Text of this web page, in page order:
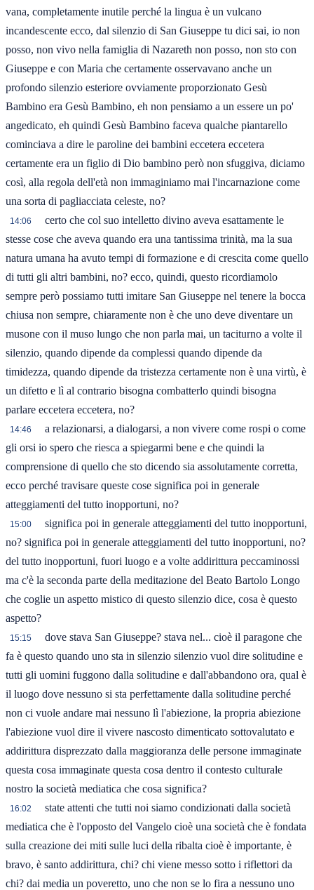
vana, completamente inutile perché la lingua è un vulcano
incandescente ecco, dal silenzio di San Giuseppe tu dici sai, io non
posso, non vivo nella famiglia di Nazareth non posso, non sto con
Giuseppe e con Maria che certamente osservavano anche un
profondo silenzio esteriore ovviamente proporzionato Gesù
Bambino era Gesù Bambino, eh non pensiamo a un essere un po'
angedicato, eh quindi Gesù Bambino faceva qualche piantarello
cominciava a dire le paroline dei bambini eccetera eccetera
certamente era un figlio di Dio bambino però non sfuggiva, diciamo
così, alla regola dell'età non immaginiamo mai l'incarnazione come
una sorta di pagliacciata celeste, no?
14:06
certo che col suo intelletto divino aveva esattamente le
stesse cose che aveva quando era una tantissima trinità, ma la sua
natura umana ha avuto tempi di formazione e di crescita come quello
di tutti gli altri bambini, no? ecco, quindi, questo ricordiamolo
sempre però possiamo tutti imitare San Giuseppe nel tenere la bocca
chiusa non sempre, chiaramente non è che uno deve diventare un
musone con il muso lungo che non parla mai, un taciturno a volte il
silenzio, quando dipende da complessi quando dipende da
timidezza, quando dipende da tristezza certamente non è una virtù, è
un difetto e lì al contrario bisogna combatterlo quindi bisogna
parlare eccetera eccetera, no?
14:46
a relazionarsi, a dialogarsi, a non vivere come rospi o come
gli orsi io spero che riesca a spiegarmi bene e che quindi la
comprensione di quello che sto dicendo sia assolutamente corretta,
ecco perché travisare queste cose significa poi in generale
atteggiamenti del tutto inopportuni, no?
15:00
significa poi in generale atteggiamenti del tutto inopportuni,
no? significa poi in generale atteggiamenti del tutto inopportuni, no?
del tutto inopportuni, fuori luogo e a volte addirittura peccaminossi
ma c'è la seconda parte della meditazione del Beato Bartolo Longo
che coglie un aspetto mistico di questo silenzio dice, cosa è questo
aspetto?
15:15
dove stava San Giuseppe? stava nel... cioè il paragone che
fa è questo quando uno sta in silenzio silenzio vuol dire solitudine e
tutti gli uomini fuggono dalla solitudine e dall'abbandono ora, qual è
il luogo dove nessuno si sta perfettamente dalla solitudine perché
non ci vuole andare mai nessuno lì l'abiezione, la propria abiezione
l'abiezione vuol dire il vivere nascosto dimenticato sottovalutato e
addirittura disprezzato dalla maggioranza delle persone immaginate
questa cosa immaginate questa cosa dentro il contesto culturale
nostro la società mediatica che cosa significa?
16:02
state attenti che tutti noi siamo condizionati dalla società
mediatica che è l'opposto del Vangelo cioè una società che è fondata
sulla creazione dei miti sulle luci della ribalta cioè è importante, è
bravo, è santo addirittura, chi? chi viene messo sotto i riflettori da
chi? dai media un poveretto, uno che non se lo fira a nessuno uno